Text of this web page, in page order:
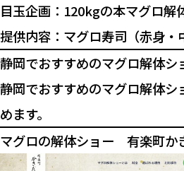
目玉企画：120kgの本マグロ解
提供内容：マグロ寿司（赤身・
静岡でおすすめのマグロ解体シ
静岡でおすすめのマグロ解体シ
めます。
マグロの解体ショー 有楽町か